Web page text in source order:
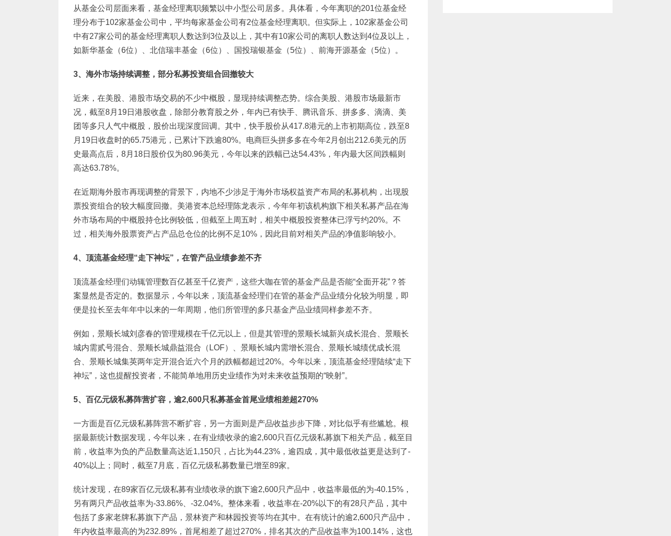
从基金公司层面来看，基金经理离职频繁以中小型公司居多。具体看，今年离职的201位基金经
理分布于102家基金公司中，平均每家基金公司有2位基金经理离职。但实际上，102家基金公司
中有27家公司的基金经理离职人数达到3位及以上，其中有10家公司的离职人数达到4位及以上，
如新华基金（6位）、北信瑞丰基金（6位）、国投瑞银基金（5位）、前海开源基金（5位）。
3、海外市场持续调整，部分私募投资组合回撤较大
近来，在美股、港股市场交易的不少中概股，显现持续调整态势。综合美股、港股市场最新市
况，截至8月19日港股收盘，除部分教育股之外，年内已有快手、腾讯音乐、拼多多、滴滴、美
团等多只人气中概股，股价出现深度回调。其中，快手股价从417.8港元的上市初期高位，跌至8
月19日收盘时的65.75港元，已累计下跌逾80%。电商巨头拼多多在今年2月创出212.6美元的历
史最高点后，8月18日股价仅为80.96美元，今年以来的跌幅已达54.43%，年内最大区间跌幅则
高达63.78%。
在近期海外股市再现调整的背景下，内地不少涉足于海外市场权益资产布局的私募机构，出现股
票投资组合的较大幅度回撤。美港资本总经理陈龙表示，今年年初该机构旗下相关私募产品在海
外市场布局的中概股持仓比例较低，但截至上周五时，相关中概股投资整体已浮亏约20%。不
过，相关海外股票资产占产品总仓位的比例不足10%，因此目前对相关产品的净值影响较小。
4、顶流基金经理“走下神坛”，在管产品业绩参差不齐
顶流基金经理们动辄管理数百亿甚至千亿资产，这些大咖在管的基金产品是否能“全面开花”？答
案显然是否定的。数据显示，今年以来，顶流基金经理们在管的基金产品业绩分化较为明显，即
便是拉长至去年年中以来的一年周期，他们所管理的多只基金产品业绩同样参差不齐。
例如，景顺长城刘彦春的管理规模在千亿元以上，但是其管理的景顺长城新兴成长混合、景顺长
城内需贰号混合、景顺长城鼎益混合（LOF）、景顺长城内需增长混合、景顺长城绩优成长混
合、景顺长城集英两年定开混合近六个月的跌幅都超过20%。今年以来，顶流基金经理陆续“走下
神坛”，这也提醒投资者，不能简单地用历史业绩作为对未来收益预期的“映射”。
5、百亿元级私募阵营扩容，逾2,600只私募基金首尾业绩相差超270%
一方面是百亿元级私募阵营不断扩容，另一方面则是产品收益步步下降，对比似乎有些尴尬。根
据最新统计数据发现，今年以来，在有业绩收录的逾2,600只百亿元级私募旗下相关产品，截至目
前，收益率为负的产品数量高达近1,150只，占比为44.23%，逾四成，其中最低收益更是达到了-
40%以上；同时，截至7月底，百亿元级私募数量已增至89家。
统计发现，在89家百亿元级私募有业绩收录的旗下逾2,600只产品中，收益率最低的为-40.15%，
另有两只产品收益率为-33.86%、-32.04%。整体来看，收益率在-20%以下的有28只产品，其中
包括了多家老牌私募旗下产品，景林资产和林园投资等均在其中。在有统计的逾2,600只产品中，
年内收益率最高的为232.89%，首尾相差了超过270%，排名其次的产品收益率为100.14%，这也